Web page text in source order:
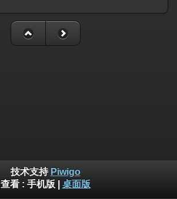
技术支持 Piwigo
查看 : 手机版 桌面版